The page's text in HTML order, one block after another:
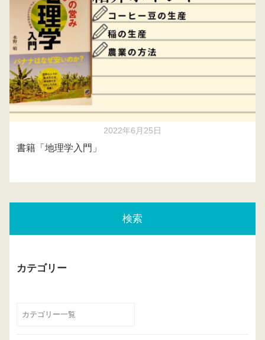
2022年6月25日
書籍「地理学入門」
検索
カテゴリー